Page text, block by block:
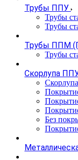
Трубы ППУ
Трубы
Трубы
Трубы ППМ
Трубы
Скорлупа
Без